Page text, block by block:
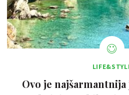
Ovo je